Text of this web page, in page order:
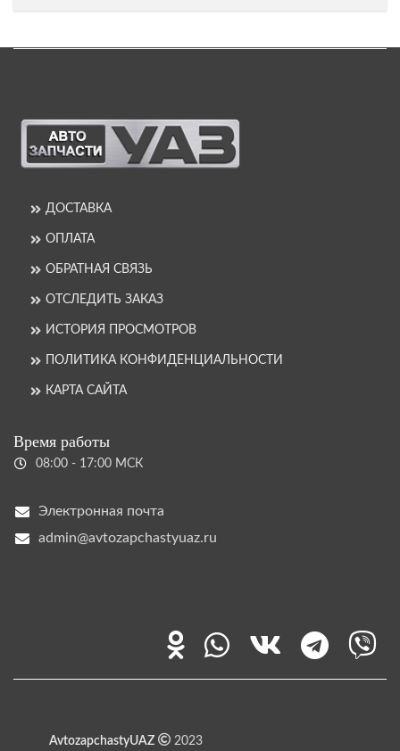
ДОСТАВКА
ОПЛАТА
ОБРАТНАЯ СВЯЗЬ
ОТСЛЕДИТЬ ЗАКАЗ
ИСТОРИЯ ПРОСМОТРОВ
ПОЛИТИКА КОНФИДЕНЦИАЛЬНОСТИ
КАРТА САЙТА
Время работы
08:00 - 17:00 МСК
Электронная почта
admin@avtozapchastyuaz.ru
AvtozapchastyUAZ 2023